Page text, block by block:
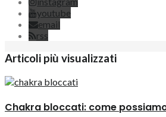
youtube
email
rss
Articoli più visualizzati
Chakra bloccati: come